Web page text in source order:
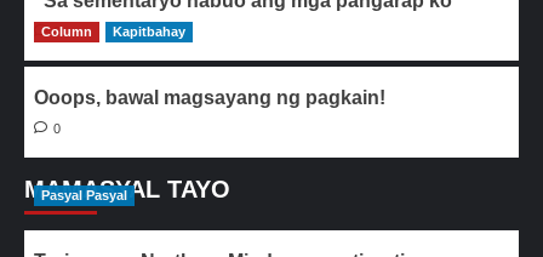
0
Column Kapitbahay
Ooops, bawal magsayang ng pagkain!
0
MAMASYAL TAYO
Pasyal Pasyal